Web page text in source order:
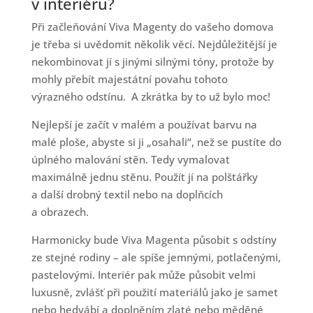
Při začleňování Viva Magenty do vašeho domova
je třeba si uvědomit několik věcí. Nejdůležitější je
nekombinovat jí s jinými silnými tóny, protože by
mohly přebít majestátní povahu tohoto
výrazného odstínu. A zkrátka by to už bylo moc!
Nejlepší je začít v malém a používat barvu na
malé ploše, abyste si ji „osahali“, než se pustíte do
úplného malování stěn. Tedy vymalovat
maximálně jednu stěnu. Použít jí na polštářky
a další drobný textil nebo na doplňcích
a obrazech.
Harmonicky bude Viva Magenta působit s odstíny
ze stejné rodiny – ale spíše jemnými, potlačenými,
pastelovými. Interiér pak může působit velmi
luxusně, zvlášť při použití materiálů jako je samet
nebo hedvábí a doplněním zlaté nebo měděné